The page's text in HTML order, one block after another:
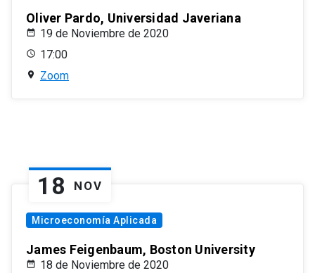
Oliver Pardo, Universidad Javeriana
19 de Noviembre de 2020
17:00
Zoom
18 NOV
Microeconomía Aplicada
James Feigenbaum, Boston University
18 de Noviembre de 2020